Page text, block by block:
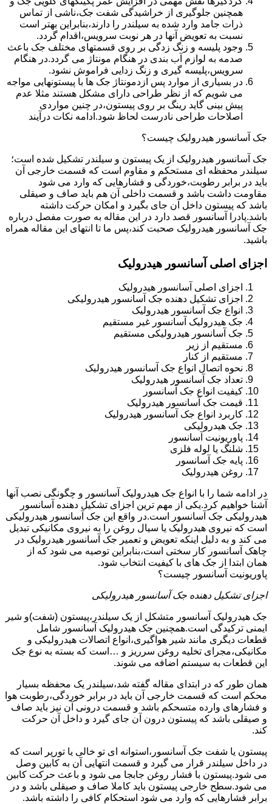
همچنین جلوگیری از خراشیدگی شفت جک،ناشی از تماس
ذرات جامد وارد شده به سیلندر را دارند،بنابراین بهتر است
نسبت به تعویض آنها در هر نوبت سرویس،اقدام گردد.
وجود پلیسه و زنگ زدگی بر روی قسمتهای مختلف جک باعث
صدمه به لوازم آب بندی در هنگام مونتاژ می گردد.در هنگام
سرویس،پلیسه گیری و زنگ زدایی فراموش نشود.
در بسیاری از موارد پس ازدمونتاژ جک ها با پیستونهایی مواجه
می شویم که از نظر طراحی دارای مشکل هستند مثلا عدم
پیش بینی گاید رینگ بر روی پیستون،در چنین مواردی
اصلاحات طراحی نادرست لحاظ شود.ادامه نکات درآیند
جک آسانسور هیدرولیک چیست؟
جک آسانسور هیدرولیک از یک پیستون و سیلندر تشکیل شده است؛
سیلندر محفظه ای مستحکم و مقاوم است که قسمت خارجی آن
باید در برابر رطوبت،خوردگی و فشارهایی که وارد می شود
مقاومت داشت باشد و قسمت داخلی آن هم باید صاف و صیقلی
باشد که پیستون داخل آن جای بگیرد و امکان حرکت داشته
باشد.پادرا آسانسور قصد دارد در این مقاله به صورت مفصل درباره
جک آسانسور هیدرولیک صحبت کند،پس ما تا انتهای این مقاله همراه
باشید.
اجزای اصلی آسانسور هیدرولیک
اجزای اصلی آسانسور هیدرولیک
اجزای تشکیل دهنده جک آسانسور هیدرولیکی
انواع جک آسانسور هیدرولیک
جک هیدرولیک آسانسور غیر مستقیم
جک آسانسور هیدرولیکی مستقیم
مستقیم از زیر
مستقیم از کنار
نحوه اتصال انواع جک آسانسور هیدرولیک
تعداد جک آسانسور هیدرولیک
کیفیت انواع جک آسانسور
قیمت جک آسانسور هیدرولیک
کاربرد انواع جک آسانسور هیدرولیک
جک هیدرولیکی
پاوریونیت آسانسور
شلنگ یا لوله فلزی
پایه جک آسانسور
روغن هیدرولیک
در ادامه شما را با انواع جک هیدرولیک آسانسور و چگونگی نصب آنها
آشنا خواهیم کرد.یکی از مهم ترین اجزای تشکیل دهنده آسانسور
هیدرولیکی جک آسانسور است.در واقع این جک آسانسور هیدرولیکی
است که نیروی هیدرولیک یا سیال روغن را به نیروی مکانیکی تبدیل
می کند و به دلیل اینکه تعویض و تعمیر جک آسانسور هیدرولیک در
چاهک آسانسور کار سختی است،بنابراین توصیه می شود که از
همان ابتدا از جک های با کیفیت انتخاب شود.
پاوریونیت آسانسور چیست؟
اجزای تشکیل دهنده جک آسانسور هیدرولیکی
جک هیدرولیک آسانسور متشکل از یک سیلندر،پیستون (شفت)و شیر
ایمنی ترکیدگی است.همچنین جک هیدرولیک آسانسور شامل
قطعات دیگری مانند شیر هواگیری،انواع اتصالات هیدرولیکی و
مکانیکی،مجرای تخلیه روغن سرریز و …است که بسته به نوع جک
این قطعات به سیستم اضافه می شوند.
همان طور که در ابتدای مقاله گفته شد،سیلندر یک محفظه بسیار
محکم است که قسمت خارجی آن باید در برابر خوردگی،رطوبت هوا
و فشارهای وارده متسحکم باشد و قسمت درونی آن نیز باید صاف
و صیقلی باشد که پیستون درون آن جای گیرد و داخل آن حرکت
کند.
پیستون یا شفت جک آسانسور،استوانه ای تو خالی یا تورپر است که
در داخل سیلندر قرار می گیرد و قسمت انتهایی آن به کابین وصل
می شود.پیستون با فشار روغن جابجا می شود و باعث حرکت کابین
می شود.سطح خارجی پیستون باید کاملا صاف و صیقلی باشد و در
برابر فشارهایی که وارد می شود استحکام کافی را داشته باشد.